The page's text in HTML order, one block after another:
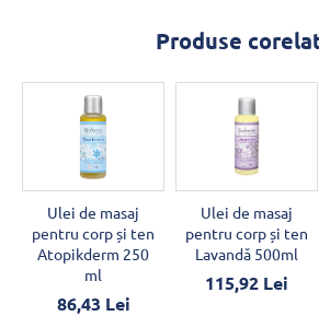
Produse
Ulei de masaj
pentru corp și ten
Atopikderm 250
ml
86,43 Lei
Ulei de masaj
pentru corp și ten
Lavandă 500ml
115,92 Lei